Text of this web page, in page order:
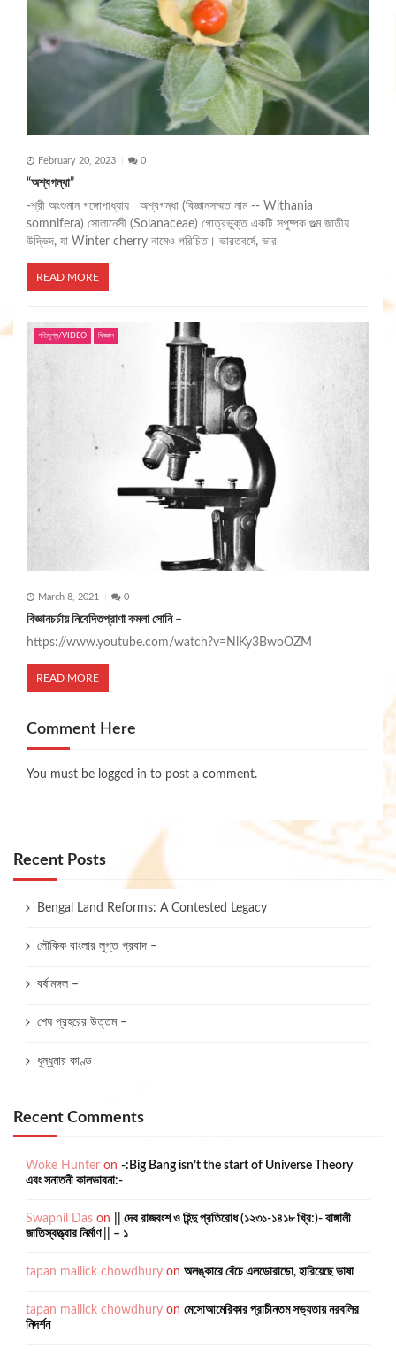
February 20, 2023 0
“অশ্বগন্ধা”
-শ্রী অংশুমান গঙ্গোপাধ্যায় অশ্বগন্ধা (বিজ্ঞানসম্মত নাম -- Withania
somnifera) সোলানেসী (Solanaceae) গোত্রভুক্ত একটি সপুষ্পক গুল্ম জাতীয়
উদ্ভিদ, যা Winter cherry নামেও পরিচিত। ভারতবর্ষে, ভার
READ MORE
গতিদৃশ্য/VIDEO বিজ্ঞান
March 8, 2021 0
বিজ্ঞানচর্চায় নিবেদিতপ্রাণা কমলা সোনি –
https://www.youtube.com/watch?v=NlKy3BwoOZM
READ MORE
Comment Here
You must be logged in to post a comment.
Recent Posts
Bengal Land Reforms: A Contested Legacy
লৌকিক বাংলার লুপ্ত প্রবাদ –
বর্ষামঙ্গল –
শেষ প্রহরের উত্তম –
ধুন্ধুমার কাণ্ড
Recent Comments
Woke Hunter on -:Big Bang isn’t the start of Universe Theory
এবং সনাতনী কালভাবনা:-
Swapnil Das on
|| দেব রাজবংশ ও হিন্দু প্রতিরোধ (১২৩১-১৪১৮ খ্রি:)- বাঙ্গালী
জাতিস্বত্ত্বার নির্মাণ || – ১
tapan mallick chowdhury on অলঙ্কারে বেঁচে এলডোরাডো, হারিয়েছে ভাষা
tapan mallick chowdhury on মেসোআমেরিকার প্রাচীনতম সভ্যতায় নরবলির
নিদর্শন